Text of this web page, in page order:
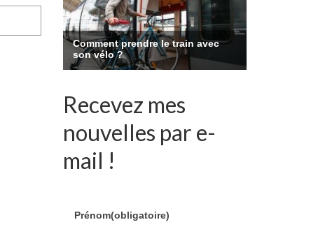
Recevez mes
nouvelles par e-
mail !
Prénom(obligatoire)